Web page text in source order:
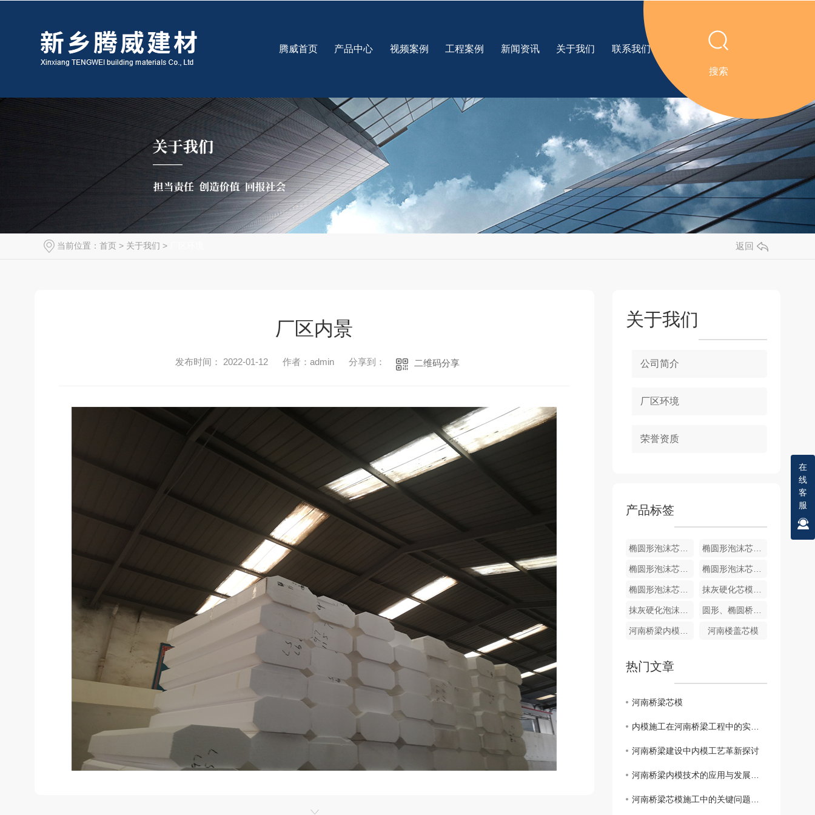
腾威首页 产品中心 视频案例 工程案例 新闻资讯 关于我们 联系我们
搜索
当前位置： 首页 > 关于我们 > 返回
厂区内景
发布时间： 2022-01-12 作者：admin 分享到： 二维码分享
关于我们
公司简介
厂区环境
荣誉资质
产品标签
椭圆形泡沫芯模批发厂家 椭圆形泡沫芯模加工厂家
椭圆形泡沫芯模生产厂家 椭圆形泡沫芯模生产
椭圆形泡沫芯模生产 抹灰硬化芯模 抗压性抗震性更好的泡沫芯模
抹灰硬化泡沫内模厂家 圆形、椭圆桥梁用泡沫芯模
河南桥梁内模装车 河南楼盖芯模
热门文章
河南桥梁芯模
内模施工在河南桥梁工程中的实践与探索
河南桥梁建设中内模工艺革新探讨
河南桥梁内模技术的应用与发展趋势
河南桥梁芯模施工中的关键问题解析
在
线
客
服